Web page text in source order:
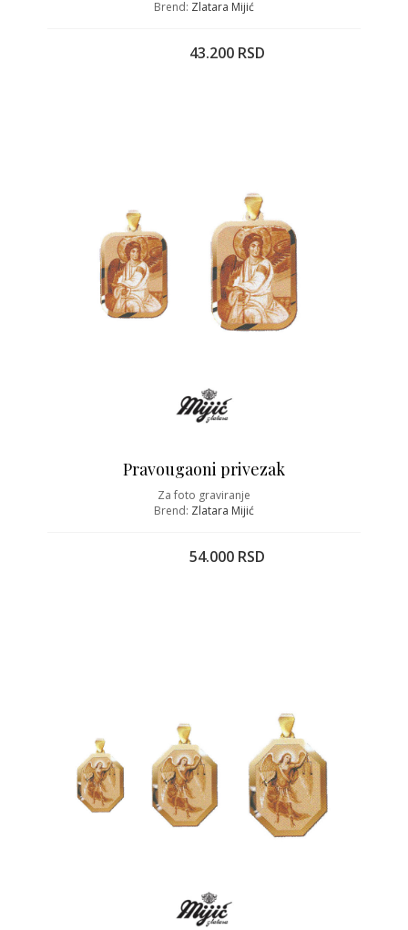
Brend: Zlatara Mijić
43.200 RSD
Pravougaoni privezak
Za foto graviranje
Brend: Zlatara Mijić
54.000 RSD